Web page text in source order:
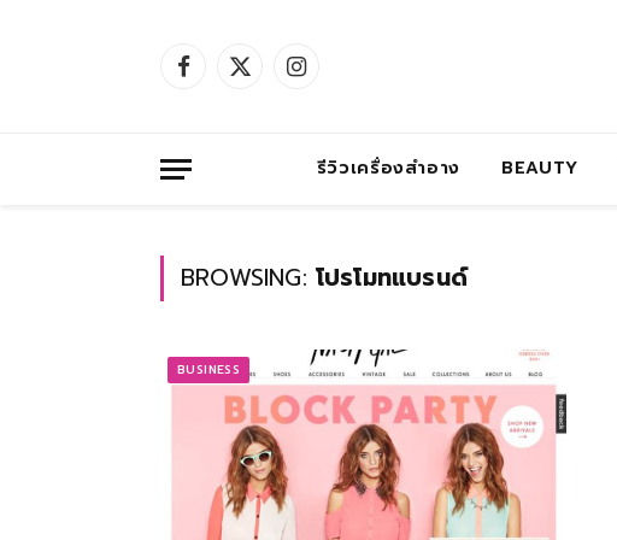
Facebook
X
Instagram
รีวิวเครื่องสำอาง BEAUTY
BROWSING: โปรโมทแบรนด์
BUSINESS